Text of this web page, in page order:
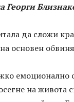
Георги
да сложи
основен
емоционално
на живота